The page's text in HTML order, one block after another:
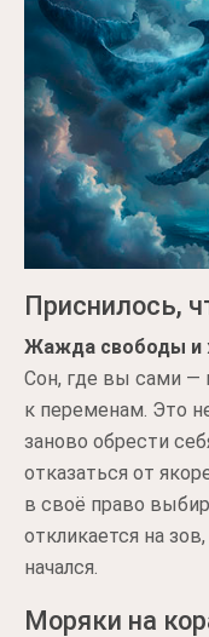
Приснилось,
Жажда свободы и
Сон, где вы сами —
к переменам. Это
заново обрести
отказаться от
в своё право
откликается на
начался.
Моряки на